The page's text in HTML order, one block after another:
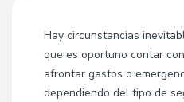
Hay circunstancias
que es oportuno contar
afrontar gastos o
dependiendo del tipo de